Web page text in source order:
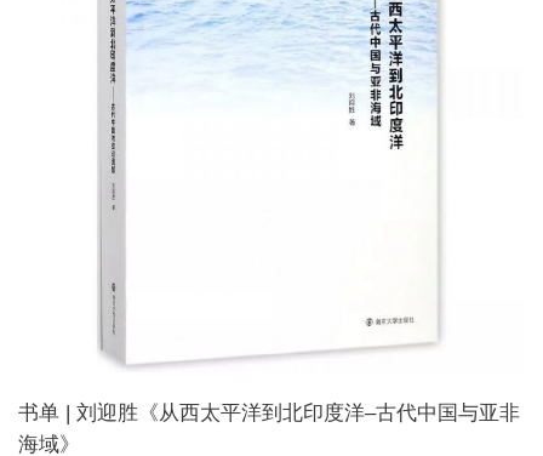
书单 | 刘迎胜《从西太平洋到北印度洋–古代中国与亚非
海域》